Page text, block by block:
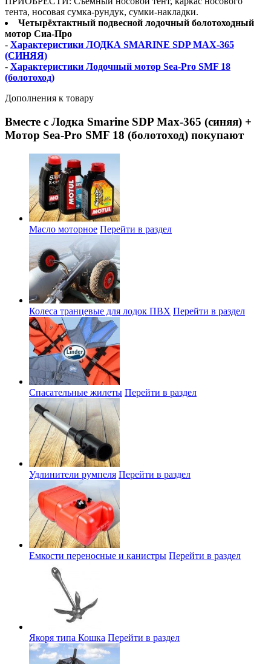
тента, носовая сумка-рундук, сумки-накладки.
Четырёхтактный подвесной лодочный болотоходный
мотор Сиа-Про
- Характеристики ЛОДКА SMARINE SDP MAX-365
(СИНЯЯ)
- Характеристики Лодочный мотор Sea-Pro SMF 18
(болотоход)
Дополнения к товару
Вместе с Лодка Smarine SDP Max-365 (синяя) +
Мотор Sea-Pro SMF 18 (болотоход) покупают
Масло моторное Перейти в раздел
Колеса транцевые для лодок ПВХ Перейти в раздел
Спасательные жилеты Перейти в раздел
Удлинители румпеля Перейти в раздел
Емкости переносные и канистры Перейти в раздел
Якоря типа Кошка Перейти в раздел